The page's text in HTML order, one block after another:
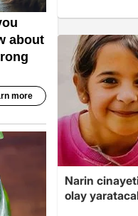
Narin
olay